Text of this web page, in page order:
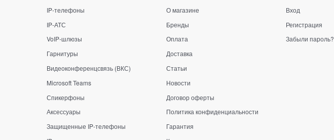
IP-телефоны
IP-АТС
VoIP-шлюзы
Гарнитуры
Видеоконференцсвязь (ВКС)
Microsoft Teams
Спикерфоны
Аксессуары
Защищенные IP-телефоны
О магазине
Бренды
Оплата
Доставка
Статьи
Новости
Договор оферты
Политика конфиденциальности
Гарантия
Вход
Регистрация
Забыли пароль?